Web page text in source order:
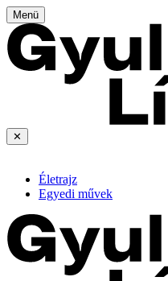
Menü
✕
Életrajz
Egyedi művek